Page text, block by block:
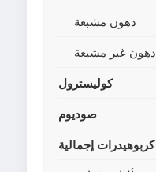
دهون مشبعة
دهون غير مشبعة
كوليسترول
صوديوم
كربوهيدرات إجمالية